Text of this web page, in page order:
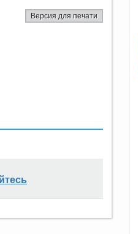
Версия для печати